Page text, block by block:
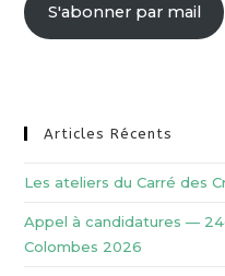
S'abonner par mail
Articles Récents
Les ateliers du Carré des
Appel à candidatures —
Colombes 2026